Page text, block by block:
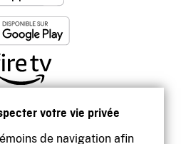
votre vie privée
de navigation afin